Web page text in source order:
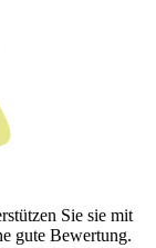
Sie sie mit
gute Bewertung.